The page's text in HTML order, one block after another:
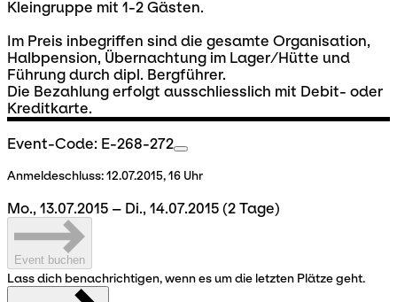
Kleingruppe mit 1-2 Gästen.
Im Preis inbegriffen sind die gesamte Organisation,
Halbpension, Übernachtung im Lager/Hütte und
Führung durch dipl. Bergführer.
Die Bezahlung erfolgt ausschliesslich mit Debit- oder
Kreditkarte.
Event-Code: E-268-272
Anmeldeschluss:12.07.2015, 16 Uhr
Mo., 13.07.2015 – Di., 14.07.2015 (2 Tage)
Event buchen
Lass dich benachrichtigen, wenn es um die letzten Plätze geht.